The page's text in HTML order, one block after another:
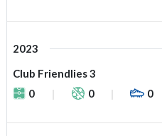
2023
Club Friendlies 3
0
0 0